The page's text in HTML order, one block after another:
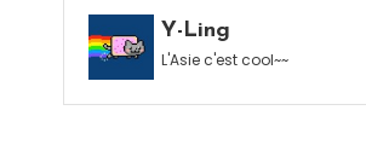
Y-Ling
L'Asie c'est cool~~